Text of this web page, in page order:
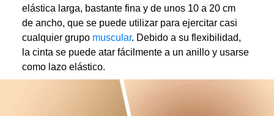
elástica larga, bastante fina y de unos 10 a 20 cm
de ancho, que se puede utilizar para ejercitar casi
cualquier grupo muscular. Debido a su flexibilidad,
la cinta se puede atar fácilmente a un anillo y usarse
como lazo elástico.